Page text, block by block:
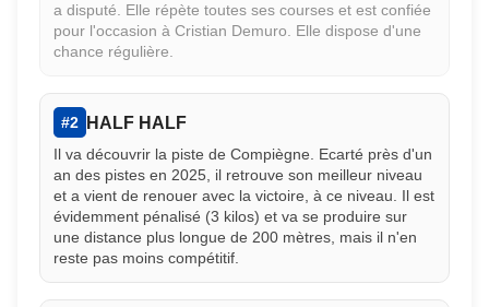
a disputé. Elle répète toutes ses courses et est confiée
pour l'occasion à Cristian Demuro. Elle dispose d'une
chance régulière.
#2 HALF HALF
Il va découvrir la piste de Compiègne. Ecarté près d'un
an des pistes en 2025, il retrouve son meilleur niveau
et a vient de renouer avec la victoire, à ce niveau. Il est
évidemment pénalisé (3 kilos) et va se produire sur
une distance plus longue de 200 mètres, mais il n'en
reste pas moins compétitif.